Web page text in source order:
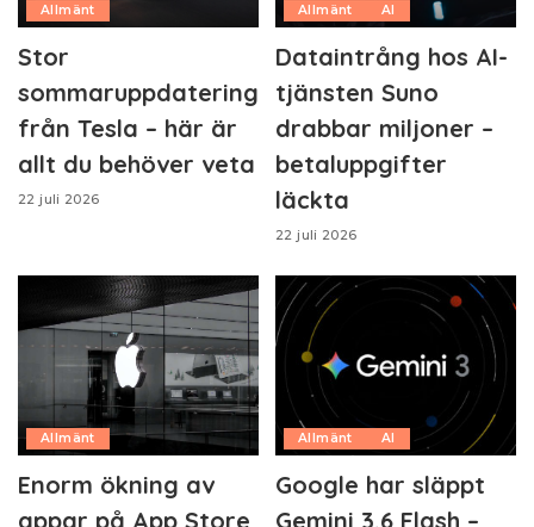
Allmänt
Stor
sommaruppdatering
från Tesla – här är
allt du behöver veta
22 juli 2026
Allmänt AI
Dataintrång hos AI-
tjänsten Suno
drabbar miljoner –
betaluppgifter
läckta
22 juli 2026
Allmänt
Enorm ökning av
appar på App Store
Allmänt AI
Google har släppt
Gemini 3.6 Flash –